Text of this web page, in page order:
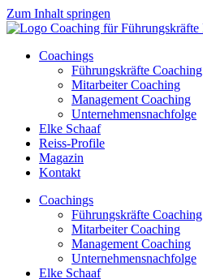
Zum Inhalt springen
Coachings
Führungskräfte Coaching
Mitarbeiter Coaching
Management Coaching
Unternehmensnachfolge
Elke Schaaf
Reiss-Profile
Magazin
Kontakt
Coachings
Führungskräfte Coaching
Mitarbeiter Coaching
Management Coaching
Unternehmensnachfolge
Elke Schaaf